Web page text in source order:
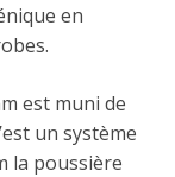
en
est muni de
un système
la poussière